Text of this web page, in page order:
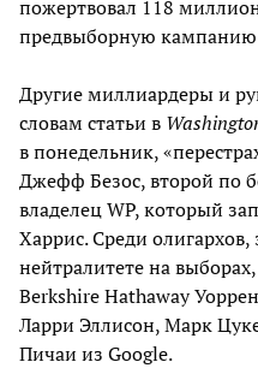
пожертвовал 118
предвыборную
Другие миллиардеры и
словам статьи в
в понедельник,
Джефф Безос, второй по
владелец WP, который
Харрис. Среди
нейтралитете на
Berkshire Hathaway
Ларри Эллисон, Марк
Пичаи из Google.